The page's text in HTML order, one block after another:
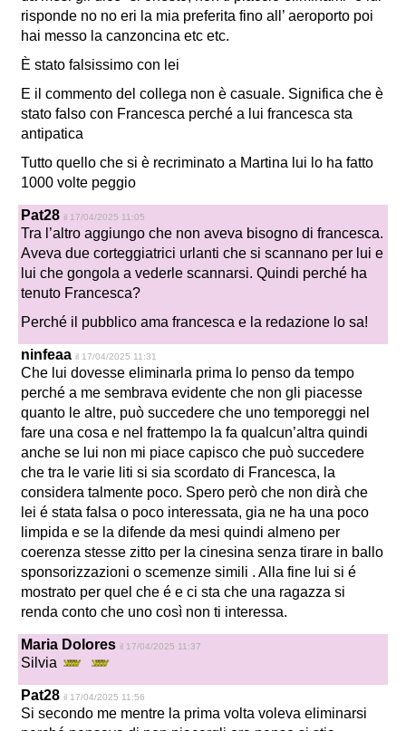
risponde no no eri la mia preferita fino all’ aeroporto poi
hai messo la canzoncina etc etc.
È stato falsissimo con lei
E il commento del collega non è casuale. Significa che è
stato falso con Francesca perché a lui francesca sta
antipatica
Tutto quello che si è recriminato a Martina lui lo ha fatto
1000 volte peggio
Pat28 il 17/04/2025 11:05
Tra l’altro aggiungo che non aveva bisogno di francesca.
Aveva due corteggiatrici urlanti che si scannano per lui e
lui che gongola a vederle scannarsi. Quindi perché ha
tenuto Francesca?
Perché il pubblico ama francesca e la redazione lo sa!
ninfeaa il 17/04/2025 11:31
Che lui dovesse eliminarla prima lo penso da tempo
perché a me sembrava evidente che non gli piacesse
quanto le altre, può succedere che uno temporeggi nel
fare una cosa e nel frattempo la fa qualcun’altra quindi
anche se lui non mi piace capisco che può succedere
che tra le varie liti si sia scordato di Francesca, la
considera talmente poco. Spero però che non dirà che
lei é stata falsa o poco interessata, gia ne ha una poco
limpida e se la difende da mesi quindi almeno per
coerenza stesse zitto per la cinesina senza tirare in ballo
sponsorizzazioni o scemenze simili . Alla fine lui si é
mostrato per quel che é e ci sta che una ragazza si
renda conto che uno così non ti interessa.
Maria Dolores il 17/04/2025 11:37
Silvia
Pat28 il 17/04/2025 11:56
Si secondo me mentre la prima volta voleva eliminarsi